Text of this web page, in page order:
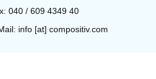
040 / 609 4349 40
info [at] compositiv.com